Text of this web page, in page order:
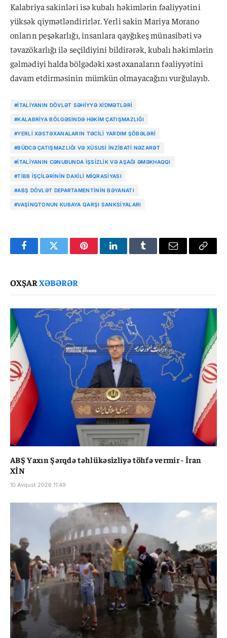
Kalabriya sakinləri isə kubalı həkimlərin fəaliyyətini
yüksək qiymətləndirirlər. Yerli sakin Mariya Morano
onların peşəkarlığı, insanlara qayğıkeş münasibəti və
təvazökarlığı ilə seçildiyini bildirərək, kubalı həkimlərin
gəlmədiyi halda bölgədəki xəstəxanaların fəaliyyətini
davam etdirməsinin mümkün olmayacağını vurğulayıb.
#İTALIYANIN DÖVLƏT SƏHIYYƏ XIDMƏTLƏRI
#KALABRIYA BÖLGƏSINDƏ HƏKIM ÇATIŞMAZLIĞI
#YERLI XƏSTƏXANALARIN TƏCILI YARDIM ŞÖBƏLƏRI
#BÜDCƏ ÇATIŞMAZLIĞI VƏ XÜSUSI INZIBATI NƏZARƏT
#İTALIYANIN CƏNUBUNDA IŞSIZLIK VƏ AŞAĞI ƏMƏKHAQQI
#TIBB IŞÇILƏRININ DAXILI MIQRASIYASI
#ABŞ DÖVLƏT DEPARTAMENTININ BƏYANATI
#VAŞINQTONUN KUBAYA QARŞI SANKSIYALARI
FacebookTwitter PinterestLinkedInTumblr Email
Copy
OXŞARXƏBƏRƏR
ABŞ Yaxın Şərqdə təhlükəsizliyə töhfə vermir - İran
XİN
10 Avqust 2026 11:49